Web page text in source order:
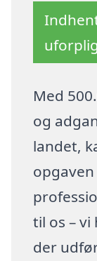
Med
og
landet,
til os –
der